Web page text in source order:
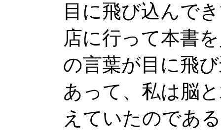
目に飛び込んで
店に行って本書
の言葉が目に飛
あって、私は脳
えていたのであ